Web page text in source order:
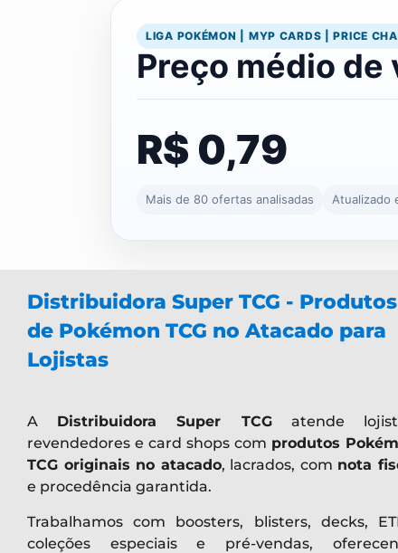
LIGA POKÉMON | MYP CARDS | PRICE
Preço médio de
R$ 0,79
Mais de 80 ofertas analisadas Atualizado
Distribuidora Super TCG - Produtos
de Pokémon TCG no Atacado para
Lojistas
A Distribuidora Super TCGatende
revendedores e card shops com produtos
TCG originais no atacado, lacrados, com nota
e procedência garantida.
Trabalhamos com boosters, blisters, decks,
coleções especiais e pré-vendas,